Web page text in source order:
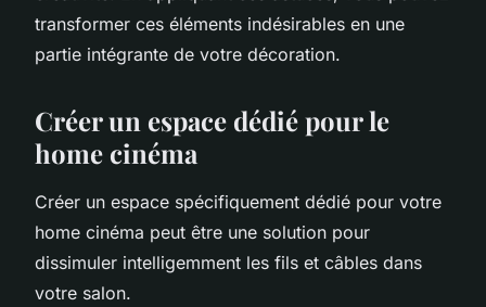
transformer ces éléments indésirables en une
partie intégrante de votre décoration.
Créer un espace dédié pour le
home cinéma
Créer un espace spécifiquement dédié pour votre
home cinéma peut être une solution pour
dissimuler intelligemment les fils et câbles dans
votre salon.